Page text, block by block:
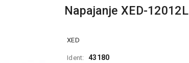
Napajanje XED-12012L
XED
Ident: 43180